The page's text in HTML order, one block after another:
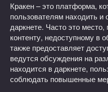
Кракен – это платформа,
пользователям находить
даркнете. Часто это
контенту, недоступному в
также предоставляет
ведутся обсуждения на
находится в даркнете,
соблюдать повышенные